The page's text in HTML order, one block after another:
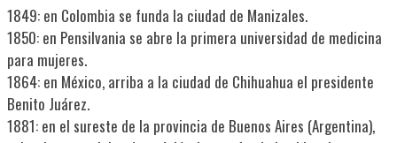
1849: en Colombia se funda la ciudad de Manizales.
1850: en Pensilvania se abre la primera universidad de medicina
para mujeres.
1864: en México, arriba a la ciudad de Chihuahua el presidente
Benito Juárez.
1881: en el sureste de la provincia de Buenos Aires (Argentina),